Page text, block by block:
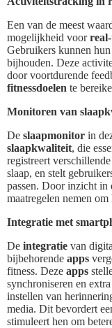
Een van de meest
mogelijkheid voor
Gebruikers kunnen
bijhouden. Deze
door voortdurende
fitnessdoelen te
Monitoren van
De slaapmonitor in
slaapkwaliteit, die
registreert
slaap, en stelt
passen. Door inzicht in
maatregelen nemen om
Integratie met
De integratie van
bijbehorende apps
fitness. Deze apps
synchroniseren en
instellen van
media. Dit bevordert
stimuleert hen om